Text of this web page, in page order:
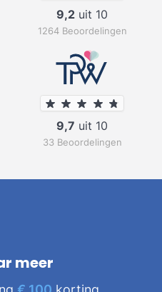
9,2 uit 10
1264 Beoordelingen
9,7 uit 10
33 Beoordelingen
meer